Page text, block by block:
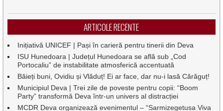
ARTICOLE RECENTE
Inițiativă UNICEF | Pași în carieră pentru tinerii din Deva
ISU Hunedoara | Județul Hunedoara se află sub „Cod
Portocaliu” de instabilitate atmosferică accentuată
Băieți buni, Ovidiu și Vlăduț! Ei ar face, dar nu-i lasă Cărăguț!
Municipiul Deva | Trei zile de poveste pentru copii: “Boom
Party” transformă Deva într-un univers al distracției
MCDR Deva organizează evenimentul – “Sarmizegetusa Viva